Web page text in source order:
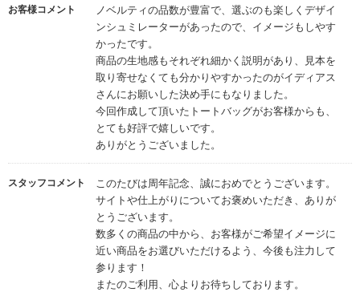
お客様コメント
ノベルティの品数が豊富で、選ぶのも楽しくデザイ
ンシュミレーターがあったので、イメージもしやす
かったです。
商品の生地感もそれぞれ細かく説明があり、見本を
取り寄せなくても分かりやすかったのがイディアス
さんにお願いした決め手にもなりました。
今回作成して頂いたトートバッグがお客様からも、
とても好評で嬉しいです。
ありがとうございました。
スタッフコメント
このたびは周年記念、誠におめでとうございます。
サイトや仕上がりについてお褒めいただき、ありが
とうございます。
数多くの商品の中から、お客様がご希望イメージに
近い商品をお選びいただけるよう、今後も注力して
参ります！
またのご利用、心よりお待ちしております。